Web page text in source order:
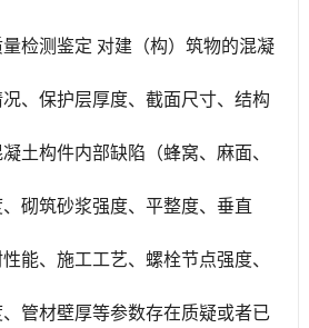
检测鉴定 对建（构）筑物的混凝
、保护层厚度、截面尺寸、结构
土构件内部缺陷（蜂窝、麻面、
砌筑砂浆强度、平整度、垂直
能、施工工艺、螺栓节点强度、
管材壁厚等参数存在质疑或者已